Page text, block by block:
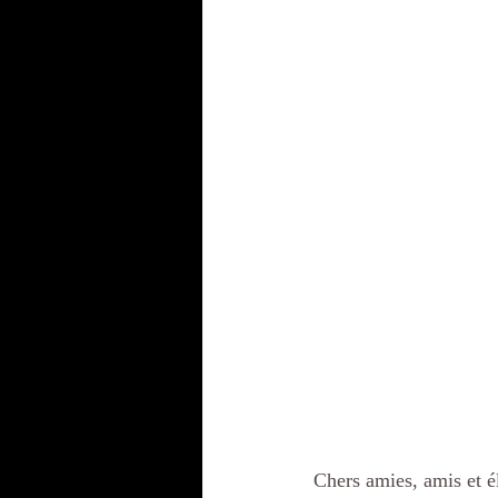
Chers amies, amis et